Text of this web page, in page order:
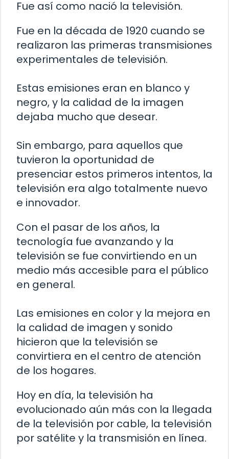
Fue así como nació la televisión.
Fue en la década de 1920 cuando se
realizaron las primeras transmisiones
experimentales de televisión.
Estas emisiones eran en blanco y
negro, y la calidad de la imagen
dejaba mucho que desear.
Sin embargo, para aquellos que
tuvieron la oportunidad de
presenciar estos primeros intentos, la
televisión era algo totalmente nuevo
e innovador.
Con el pasar de los años, la
tecnología fue avanzando y la
televisión se fue convirtiendo en un
medio más accesible para el público
en general.
Las emisiones en color y la mejora en
la calidad de imagen y sonido
hicieron que la televisión se
convirtiera en el centro de atención
de los hogares.
Hoy en día, la televisión ha
evolucionado aún más con la llegada
de la televisión por cable, la televisión
por satélite y la transmisión en línea.